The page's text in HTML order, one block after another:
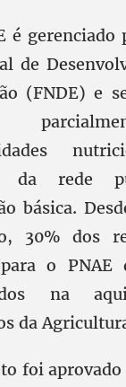
é gerenciado
de
(FNDE) e
da rede
básica.
30% dos
o PNAE
na
da
foi aprovado